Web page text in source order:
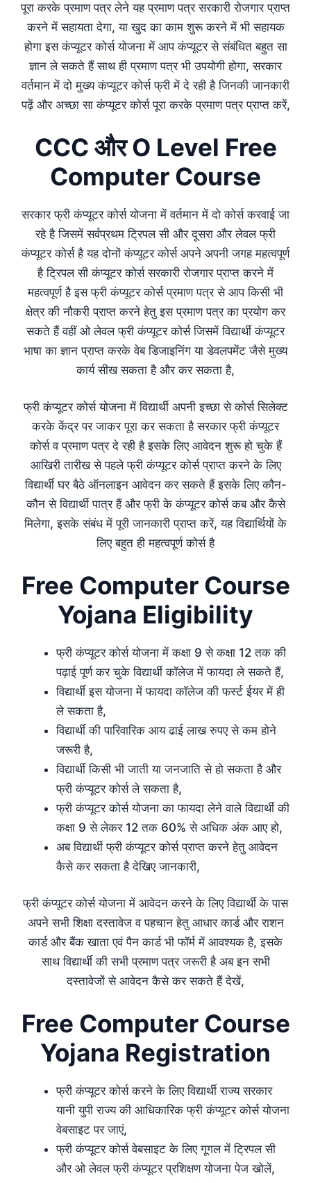
पूरा करके प्रमाण पत्र लेने यह प्रमाण पत्र सरकारी रोजगार प्राप्त
करने में सहायता देगा, या खुद का काम शुरू करने में भी सहायक
होगा इस कंप्यूटर कोर्स योजना में आप कंप्यूटर से संबंधित बहुत सा
ज्ञान ले सकते हैं साथ ही प्रमाण पत्र भी उपयोगी होगा, सरकार
वर्तमान में दो मुख्य कंप्यूटर कोर्स फ्री में दे रही है जिनकी जानकारी
पढ़ें और अच्छा सा कंप्यूटर कोर्स पूरा करके प्रमाण पत्र प्राप्त करें,
CCC और O Level Free
Computer Course
सरकार फ्री कंप्यूटर कोर्स योजना में वर्तमान में दो कोर्स करवाई जा
रहे है जिसमें सर्वप्रथम ट्रिपल सी और दूसरा और लेवल फ्री
कंप्यूटर कोर्स है यह दोनों कंप्यूटर कोर्स अपने अपनी जगह महत्वपूर्ण
है ट्रिपल सी कंप्यूटर कोर्स सरकारी रोजगार प्राप्त करने में
महत्वपूर्ण है इस फ्री कंप्यूटर कोर्स प्रमाण पत्र से आप किसी भी
क्षेत्र की नौकरी प्राप्त करने हेतु इस प्रमाण पत्र का प्रयोग कर
सकते हैं वहीं ओ लेवल फ्री कंप्यूटर कोर्स जिसमें विद्यार्थी कंप्यूटर
भाषा का ज्ञान प्राप्त करके वेब डिजाइनिंग या डेवलपमेंट जैसे मुख्य
कार्य सीख सकता है और कर सकता है,
फ्री कंप्यूटर कोर्स योजना में विद्यार्थी अपनी इच्छा से कोर्स सिलेक्ट
करके केंद्र पर जाकर पूरा कर सकता है सरकार फ्री कंप्यूटर
कोर्स व प्रमाण पत्र दे रही है इसके लिए आवेदन शुरू हो चुके हैं
आखिरी तारीख से पहले फ्री कंप्यूटर कोर्स प्राप्त करने के लिए
विद्यार्थी घर बैठे ऑनलाइन आवेदन कर सकते हैं इसके लिए कौन-
कौन से विद्यार्थी पात्र हैं और फ्री के कंप्यूटर कोर्स कब और कैसे
मिलेगा, इसके संबंध में पूरी जानकारी प्राप्त करें, यह विद्यार्थियों के
लिए बहुत ही महत्वपूर्ण कोर्स है
Free Computer Course
Yojana Eligibility
फ्री कंप्यूटर कोर्स योजना में कक्षा 9 से कक्षा 12 तक की
पढ़ाई पूर्ण कर चुके विद्यार्थी कॉलेज में फायदा ले सकते हैं,
विद्यार्थी इस योजना में फायदा कॉलेज की फर्स्ट ईयर में ही
ले सकता है,
विद्यार्थी की पारिवारिक आय ढाई लाख रुपए से कम होने
जरूरी है,
विद्यार्थी किसी भी जाती या जनजाति से हो सकता है और
फ्री कंप्यूटर कोर्स ले सकता है,
फ्री कंप्यूटर कोर्स योजना का फायदा लेने वाले विद्यार्थी की
कक्षा 9 से लेकर 12 तक 60% से अधिक अंक आए हो,
अब विद्यार्थी फ्री कंप्यूटर कोर्स प्राप्त करने हेतु आवेदन
कैसे कर सकता है देखिए जानकारी,
फ्री कंप्यूटर कोर्स योजना में आवेदन करने के लिए विद्यार्थी के पास
अपने सभी शिक्षा दस्तावेज व पहचान हेतु आधार कार्ड और राशन
कार्ड और बैंक खाता एवं पैन कार्ड भी फॉर्म में आवश्यक है, इसके
साथ विद्यार्थी की सभी प्रमाण पत्र जरूरी है अब इन सभी
दस्तावेजों से आवेदन कैसे कर सकते हैं देखें,
Free Computer Course
Yojana Registration
फ्री कंप्यूटर कोर्स करने के लिए विद्यार्थी राज्य सरकार
यानी युपी राज्य की आधिकारिक फ्री कंप्यूटर कोर्स योजना
वेबसाइट पर जाएं,
फ्री कंप्यूटर कोर्स वेबसाइट के लिए गूगल में ट्रिपल सी
और ओ लेवल फ्री कंप्यूटर प्रशिक्षण योजना पेज खोलें,